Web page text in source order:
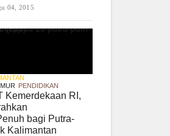
04, 2015
PENDIDIKAN
Kemerdekaan RI,
bagi Putra-
Kalimantan